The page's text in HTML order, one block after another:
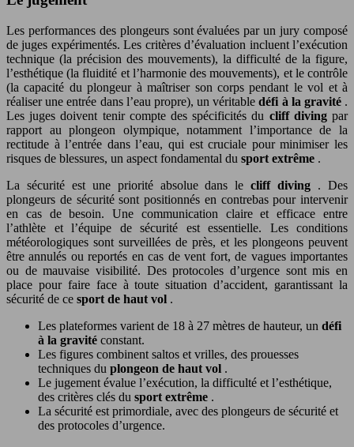
Les performances des plongeurs sont évaluées par un jury composé
de juges expérimentés. Les critères d’évaluation incluent l’exécution
technique (la précision des mouvements), la difficulté de la figure,
l’esthétique (la fluidité et l’harmonie des mouvements), et le contrôle
(la capacité du plongeur à maîtriser son corps pendant le vol et à
réaliser une entrée dans l’eau propre), un véritabledéfi à la gravité .
Les juges doivent tenir compte des spécificités du cliff divingpar
rapport au plongeon olympique, notamment l’importance de la
rectitude à l’entrée dans l’eau, qui est cruciale pour minimiser les
risques de blessures, un aspect fondamental du sport extrême .
La sécurité est une priorité absolue dans lecliff diving . Des
plongeurs de sécurité sont positionnés en contrebas pour intervenir
en cas de besoin. Une communication claire et efficace entre
l’athlète et l’équipe de sécurité est essentielle. Les conditions
météorologiques sont surveillées de près, et les plongeons peuvent
être annulés ou reportés en cas de vent fort, de vagues importantes
ou de mauvaise visibilité. Des protocoles d’urgence sont mis en
place pour faire face à toute situation d’accident, garantissant la
sécurité de ce sport de haut vol .
Les plateformes varient de 18 à 27 mètres de hauteur, un défi
à la gravité constant.
Les figures combinent saltos et vrilles, des prouesses
techniques du plongeon de haut vol .
Le jugement évalue l’exécution, la difficulté et l’esthétique,
des critères clés du sport extrême .
La sécurité est primordiale, avec des plongeurs de sécurité et
des protocoles d’urgence.